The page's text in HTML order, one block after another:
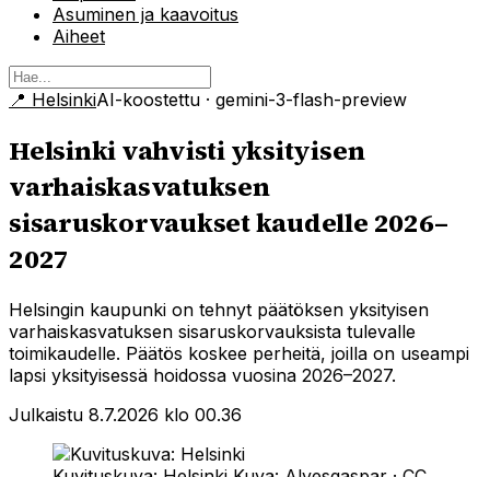
Asuminen ja kaavoitus
Aiheet
📍 HelsinkiAI-koostettu · gemini-3-flash-preview
Helsinki vahvisti yksityisen
varhaiskasvatuksen
sisaruskorvaukset kaudelle 2026–
2027
Helsingin kaupunki on tehnyt päätöksen yksityisen
varhaiskasvatuksen sisaruskorvauksista tulevalle
toimikaudelle. Päätös koskee perheitä, joilla on useampi
lapsi yksityisessä hoidossa vuosina 2026–2027.
Julkaistu 8.7.2026 klo 00.36